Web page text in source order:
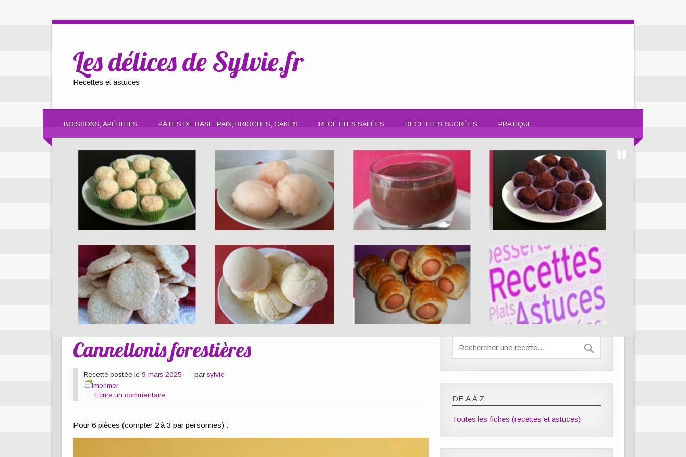
Les délices de Sylvie.fr
Recettes et astuces
BOISSONS, APÉRITIFS PÂTES DE BASE, PAIN, BRIOCHES, CAKES RECETTES SALÉES RECETTES SUCRÉES PRATIQUE
Cannellonis forestières
Recette postée le 9 mars 2025 parsylvie
Imprimer
Ecrire un commentaire
Pour 6 pièces (compter 2 à 3 par personnes) :
DE A À Z
Toutes les fiches (recettes et astuces)